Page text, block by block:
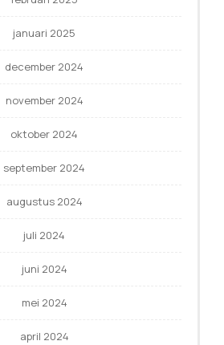
januari 2025
december 2024
november 2024
oktober 2024
september 2024
augustus 2024
juli 2024
juni 2024
mei 2024
april 2024